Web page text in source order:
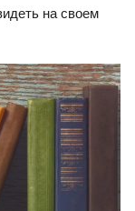
на своем